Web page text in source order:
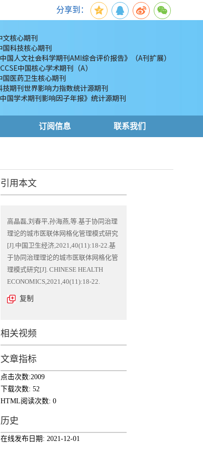
分享到：
订阅信息 联系我们
引用本文
高晶磊,刘春平,孙海燕,等.基于协同治理
理论的城市医联体网格化管理模式研究
[J].中国卫生经济,2021,40(11):18-22.基
于协同治理理论的城市医联体网格化管
理模式研究[J]. CHINESE HEALTH
ECONOMICS,2021,40(11):18-22.
复制
相关视频
文章指标
点击次数:2009
下载次数: 52
HTML阅读次数: 0
历史
在线发布日期: 2021-12-01